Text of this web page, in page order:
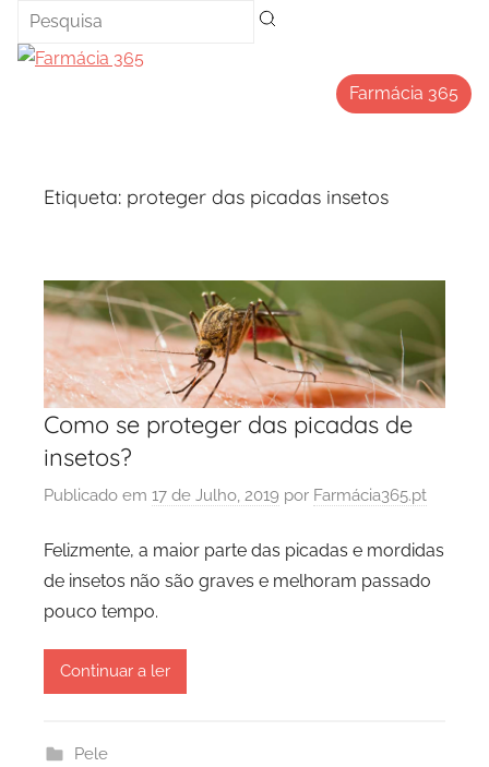
Saltar
para
Farmácia 365
Etiqueta: proteger das picadas insetos
Como se proteger das picadas de
insetos?
Publicado em 17 de Julho, 2019 por Farmácia365.pt
Felizmente, a maior parte das picadas e mordidas
de insetos não são graves e melhoram passado
pouco tempo.
Continuar a ler
Pele